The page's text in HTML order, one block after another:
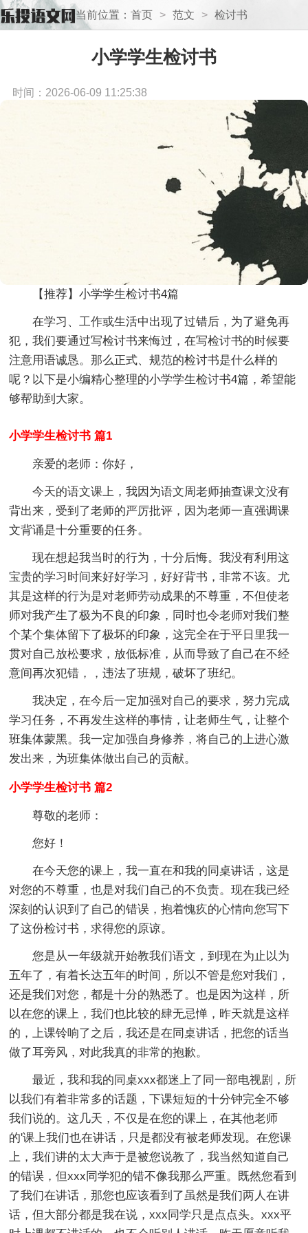
当前位置： 首页 > 范文 > 检讨书
小学学生检讨书
时间：2026-06-09 11:25:38
【推荐】小学学生检讨书4篇
在学习、工作或生活中出现了过错后，为了避免再
犯，我们要通过写检讨书来悔过，在写检讨书的时候要
注意用语诚恳。那么正式、规范的检讨书是什么样的
呢？以下是小编精心整理的小学学生检讨书4篇，希望能
够帮助到大家。
小学学生检讨书 篇1
亲爱的老师：你好，
今天的语文课上，我因为语文周老师抽查课文没有
背出来，受到了老师的严厉批评，因为老师一直强调课
文背诵是十分重要的任务。
现在想起我当时的行为，十分后悔。我没有利用这
宝贵的学习时间来好好学习，好好背书，非常不该。尤
其是这样的行为是对老师劳动成果的不尊重，不但使老
师对我产生了极为不良的印象，同时也令老师对我们整
个某个集体留下了极坏的印象，这完全在于平日里我一
贯对自己放松要求，放低标准，从而导致了自己在不经
意间再次犯错，，违法了班规，破坏了班纪。
我决定，在今后一定加强对自己的要求，努力完成
学习任务，不再发生这样的事情，让老师生气，让整个
班集体蒙黑。我一定加强自身修养，将自己的上进心激
发出来，为班集体做出自己的贡献。
小学学生检讨书 篇2
尊敬的老师：
您好！
在今天您的课上，我一直在和我的同桌讲话，这是
对您的不尊重，也是对我们自己的不负责。现在我已经
深刻的认识到了自己的错误，抱着愧疚的心情向您写下
了这份检讨书，求得您的原谅。
您是从一年级就开始教我们语文，到现在为止以为
五年了，有着长达五年的时间，所以不管是您对我们，
还是我们对您，都是十分的熟悉了。也是因为这样，所
以在您的课上，我们也比较的肆无忌惮，昨天就是这样
的，上课铃响了之后，我还是在同桌讲话，把您的话当
做了耳旁风，对此我真的非常的抱歉。
最近，我和我的同桌xxx都迷上了同一部电视剧，所
以我们有着非常多的话题，下课短短的十分钟完全不够
我们说的。这几天，不仅是在您的课上，在其他老师
的'课上我们也在讲话，只是都没有被老师发现。在您课
上，我们讲的太大声于是被您说教了，我当然知道自己
的错误，但xxx同学犯的错不像我那么严重。既然您看到
了我们在讲话，那您也应该看到了虽然是我们两人在讲
话，但大部分都是我在说，xxx同学只是点点头。xxx平